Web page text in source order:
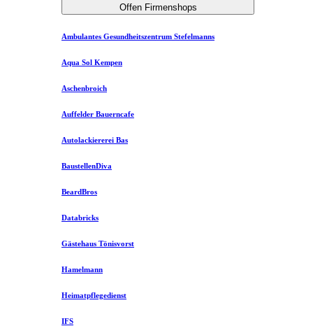
Offen Firmenshops
Ambulantes Gesundheitszentrum Stefelmanns
Aqua Sol Kempen
Aschenbroich
Auffelder Bauerncafe
Autolackiererei Bas
BaustellenDiva
BeardBros
Databricks
Gästehaus Tönisvorst
Hamelmann
Heimatpflegedienst
IFS